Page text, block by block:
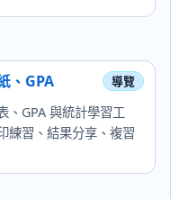
、GPA
、GPA 與統計學習工
練習、結果分享、複習